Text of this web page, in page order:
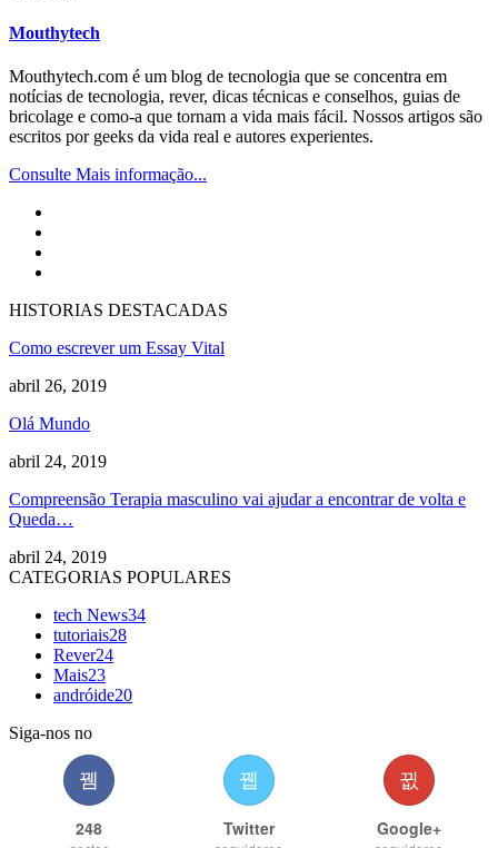
Mouthytech
Mouthytech.com é um blog de tecnologia que se concentra em
notícias de tecnologia, rever, dicas técnicas e conselhos, guias de
bricolage e como-a que tornam a vida mais fácil. Nossos artigos são
escritos por geeks da vida real e autores experientes.
Consulte Mais informação...
HISTORIAS DESTACADAS
Como escrever um Essay Vital
abril 26, 2019
Olá Mundo
abril 24, 2019
Compreensão Terapia masculino vai ajudar a encontrar de volta e
Queda…
abril 24, 2019
CATEGORIAS POPULARES
tech News34
tutoriais28
Rever24
Mais23
andróide20
Siga-nos no
248 Twitter Google+